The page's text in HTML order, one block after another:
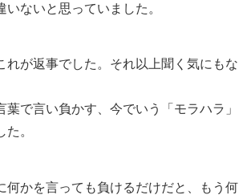
いないと思っていました。
れが返事でした。それ以上聞く気にもな
葉で言い負かす、今でいう「モラハラ」
。
何かを言っても負けるだけだと、もう何